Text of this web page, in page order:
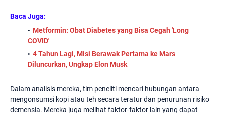
Baca Juga:
Metformin: Obat Diabetes yang Bisa Cegah 'Long
COVID'
4 Tahun Lagi, Misi Berawak Pertama ke Mars
Diluncurkan, Ungkap Elon Musk
Dalam analisis mereka, tim peneliti mencari hubungan antara
mengonsumsi kopi atau teh secara teratur dan penurunan risiko
demensia. Mereka juga melihat faktor-faktor lain yang dapat